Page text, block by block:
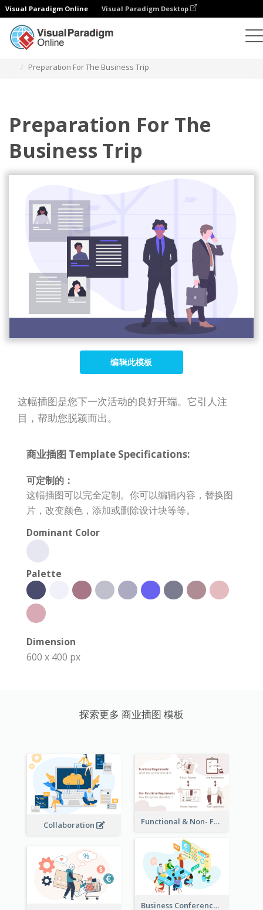
Visual Paradigm Online Visual Paradigm Desktop
Preparation For The Business Trip
Preparation For The
Business Trip
编辑此模板
这幅插图是您下一次活动的良好开端。它引人注
目，帮助您脱颖而出。
商业插图 Template Specifications:
可定制的：
这幅插图可以完全定制。你可以编辑内容，替换图
片，改变颜色，添加或删除设计块等等。
Dominant Color
Palette
Dimension
600 x 400 px
探索更多 商业插图 模板
Collaboration Functional & Non- Functional Requirements Illustration
Business Conference Illustration